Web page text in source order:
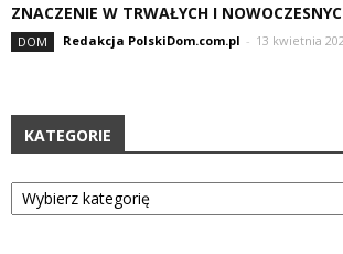
ZNACZENIE W TRWAŁYCH I
DOM Redakcja PolskiDom.com.pl - 13 kwietnia
KATEGORIE
Kategorie